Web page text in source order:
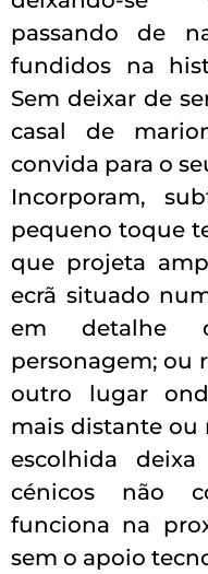
passando de
fundidos na
Sem deixar de
casal de
convida para o
Incorporam,
pequeno toque
que projeta
ecrã situado
em detalhe
personagem; ou
outro lugar
mais distante ou
escolhida
cénicos não
funciona na
sem o apoio